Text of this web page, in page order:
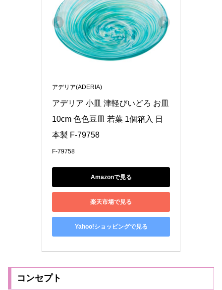
アデリア(ADERIA)
アデリア 小皿 津軽びいどろ お皿
10cm 色色豆皿 若葉 1個箱入 日
本製 F-79758
F-79758
Amazonで見る
楽天市場で見る
Yahoo!ショッピングで見る
コンセプト